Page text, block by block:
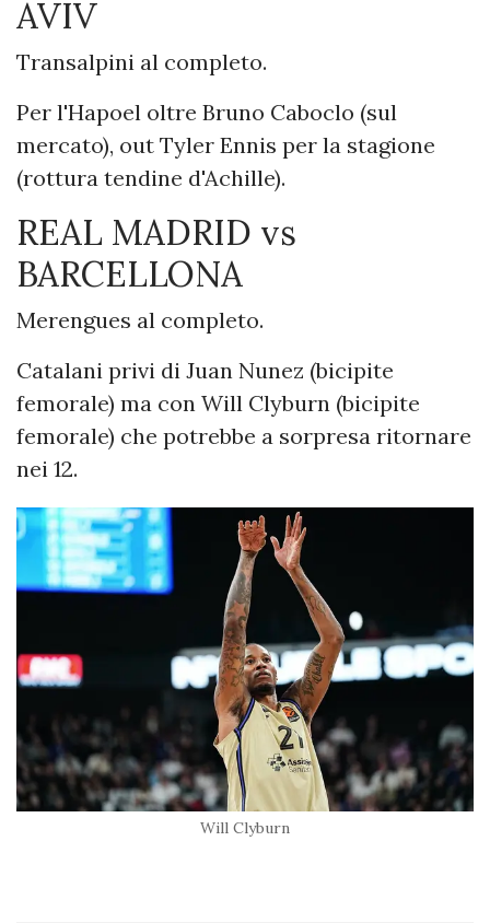
AVIV
Transalpini al completo.
Per l'Hapoel oltre Bruno Caboclo (sul
mercato), out Tyler Ennis per la stagione
(rottura tendine d'Achille).
REAL MADRID vs
BARCELLONA
Merengues al completo.
Catalani privi di Juan Nunez (bicipite
femorale) ma con Will Clyburn (bicipite
femorale) che potrebbe a sorpresa ritornare
nei 12.
Will Clyburn